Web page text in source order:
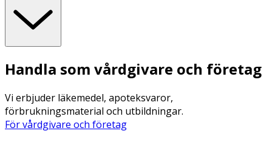
Handla som vårdgivare och företag
Vi erbjuder läkemedel, apoteksvaror,
förbrukningsmaterial och utbildningar.
För vårdgivare och företag